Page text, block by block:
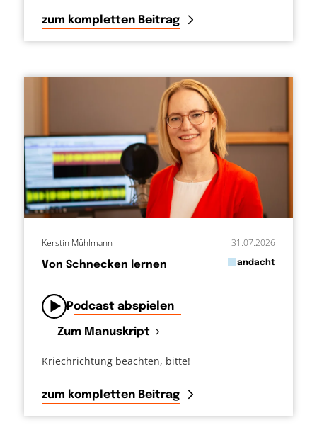
zum kompletten Beitrag
Von Schnecken lernen
31.07.2026
inandacht
Kerstin Mühlmann
Podcast abspielen
Zum Manuskript
Kriechrichtung beachten, bitte!
zum kompletten Beitrag